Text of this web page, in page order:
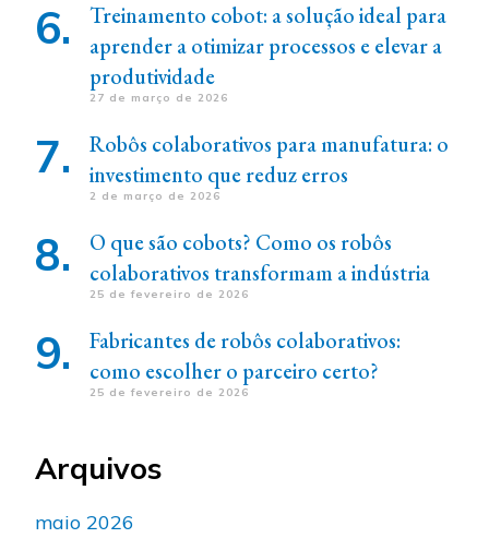
Treinamento cobot: a solução ideal para
aprender a otimizar processos e elevar a
produtividade
27 de março de 2026
Robôs colaborativos para manufatura: o
investimento que reduz erros
2 de março de 2026
O que são cobots? Como os robôs
colaborativos transformam a indústria
25 de fevereiro de 2026
Fabricantes de robôs colaborativos:
como escolher o parceiro certo?
25 de fevereiro de 2026
Arquivos
maio 2026